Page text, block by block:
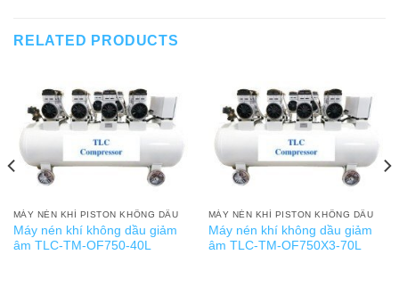
RELATED PRODUCTS
MÁY NÉN KHÍ PISTON KHÔNG DẦU
Máy nén khí không dầu giảm
âm TLC-TM-OF750-40L
MÁY NÉN KHÍ PISTON KHÔNG DẦU
Máy nén khí không dầu giảm
âm TLC-TM-OF750X3-70L